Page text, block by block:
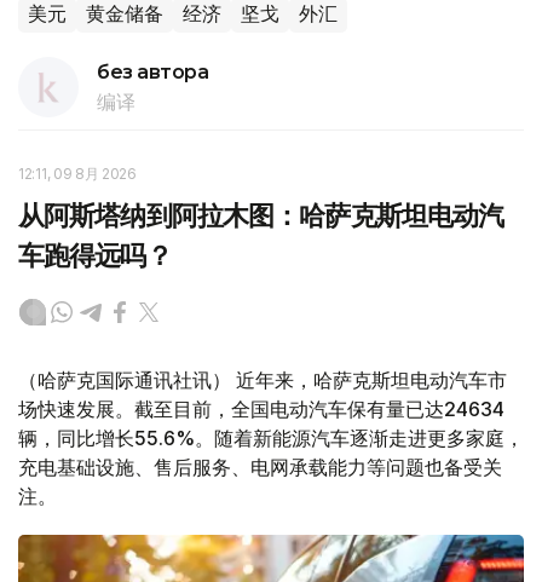
美元 黄金储备 经济 坚戈 外汇
без автора
编译
12:11, 09 8月 2026
从阿斯塔纳到阿拉木图：哈萨克斯坦电动汽
车跑得远吗？
（哈萨克国际通讯社讯） 近年来，哈萨克斯坦电动汽车市
场快速发展。截至目前，全国电动汽车保有量已达24634
辆，同比增长55.6%。随着新能源汽车逐渐走进更多家庭，
充电基础设施、售后服务、电网承载能力等问题也备受关
注。